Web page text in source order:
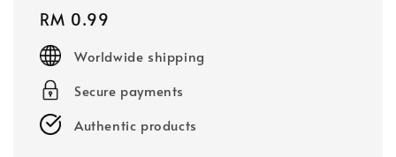
Regular
price
RM 0.99
Worldwide shipping
Secure payments
Authentic products